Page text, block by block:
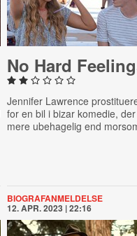
No Hard
Jennifer Lawrence
for en bil i bizar komedie,
mere ubehagelig end
BIOGRAFANMELDELSE
12. APR. 2023 | 22:16